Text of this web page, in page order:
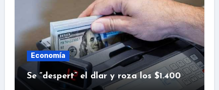
Economía
Se “despert” el dlar y roza los $1.400